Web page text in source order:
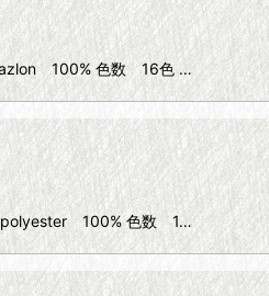
azlon 100% 色数 16色 …
polyester 100% 色数 1…